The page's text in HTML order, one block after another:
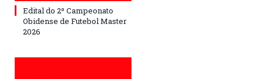
Edital do 2º Campeonato
Obidense de Futebol Master
2026